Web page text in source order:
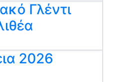
Γλέντι
2026